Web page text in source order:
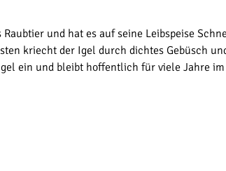
und hat es auf seine Leibspeise
kriecht der Igel durch dichtes Gebüsch
ein und bleibt hoffentlich für viele Jahre im